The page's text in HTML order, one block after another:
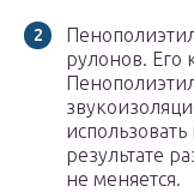
рулонов. Его
результате
не меняется.